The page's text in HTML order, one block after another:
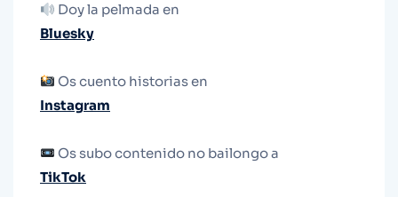
Doy la pelmada en
Bluesky
Os cuento historias en
Instagram
Os subo contenido no bailongo a
TikTok